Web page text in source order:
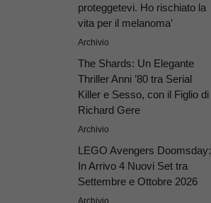
proteggetevi. Ho rischiato la
vita per il melanoma’
Archivio
The Shards: Un Elegante
Thriller Anni ’80 tra Serial
Killer e Sesso, con il Figlio di
Richard Gere
Archivio
LEGO Avengers Doomsday:
In Arrivo 4 Nuovi Set tra
Settembre e Ottobre 2026
Archivio